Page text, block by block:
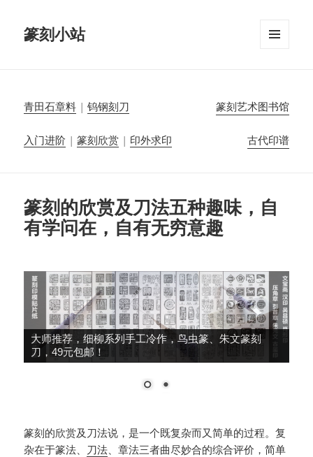
篆刻小站
青田石章料 |钨钢刻刀 篆刻艺术图书馆
入门进阶 |篆刻欣赏 | 印外求印 古代印谱
篆刻的欣赏及刀法五种趣味，自
有学问在，自有无穷意趣
篆刻转印贴，刀法练习，兴趣提升，12大张240印面，
39元包邮！
篆刻的欣赏及刀法说，是一个既复杂而又简单的过程。复
杂在于篆法、 刀法 、章法三者曲尽妙合的综合评价，简单